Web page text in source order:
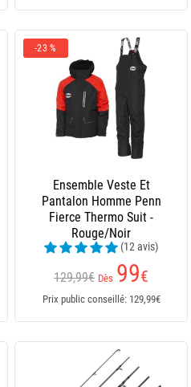
-23 %
Ensemble Veste Et
Pantalon Homme Penn
Fierce Thermo Suit -
Rouge/Noir
(12 avis)
129,99€ Dès 99€
Prix public conseillé: 129,99€